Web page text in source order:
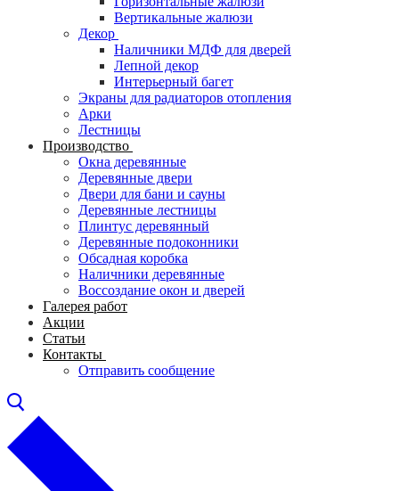
Вертикальные жалюзи
Декор
Наличники МДФ для дверей
Лепной декор
Интерьерный багет
Экраны для радиаторов отопления
Арки
Лестницы
Производство
Окна деревянные
Деревянные двери
Двери для бани и сауны
Деревянные лестницы
Плинтус деревянный
Деревянные подоконники
Обсадная коробка
Наличники деревянные
Воссоздание окон и дверей
Галерея работ
Акции
Статьи
Контакты
Отправить сообщение